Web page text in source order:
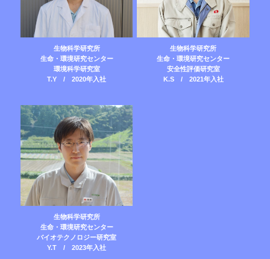
生物科学研究所
生命・環境研究センター
環境科学研究室
T.Y / 2020年入社
生物科学研究所
生命・環境研究センター
安全性評価研究室
K.S / 2021年入社
生物科学研究所
生命・環境研究センター
バイオテクノロジー研究室
Y.T / 2023年入社